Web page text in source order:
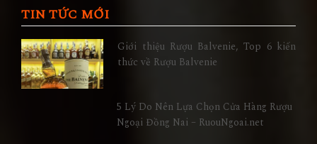
TIN TỨC MỚI
Giới thiệu Rượu Balvenie, Top 6 kiến
thức về Rượu Balvenie
5 Lý Do Nên Lựa Chọn Cửa Hàng Rượu
Ngoại Đồng Nai – RuouNgoai.net